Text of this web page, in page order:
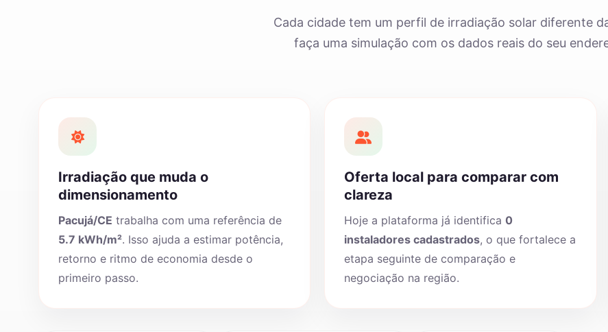
Cada cidade tem um perfil de irradiação solar diferente
faça uma simulação com os dados reais do seu
Irradiação que muda o
dimensionamento
Pacujá/CE trabalha com uma referência de
5.7 kWh/m². Isso ajuda a estimar potência,
retorno e ritmo de economia desde o
primeiro passo.
Oferta local para comparar com
clareza
Hoje a plataforma já identifica0
instaladores cadastrados, o que fortalece a
etapa seguinte de comparação e
negociação na região.